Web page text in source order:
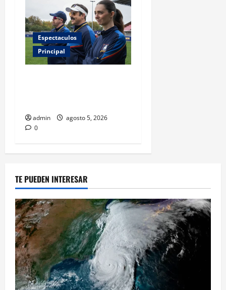
Espectaculos
Principal
admin
agosto 5, 2026
0
TE PUEDEN INTERESAR